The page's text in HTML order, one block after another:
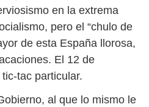
en la extrema
pero el “chulo de
de esta España llorosa,
El 12 de
tac particular.
al que lo mismo le